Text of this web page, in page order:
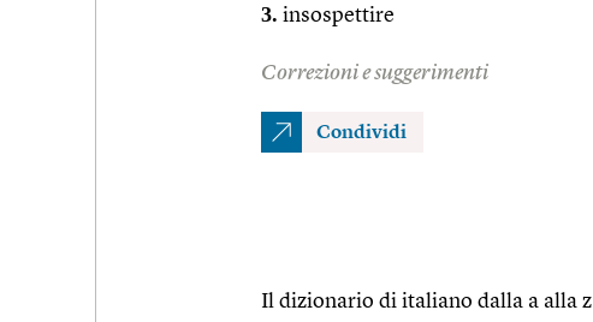
3. insospettire
Correzioni e suggerimenti
Condividi
Il dizionario di italiano dalla a alla z